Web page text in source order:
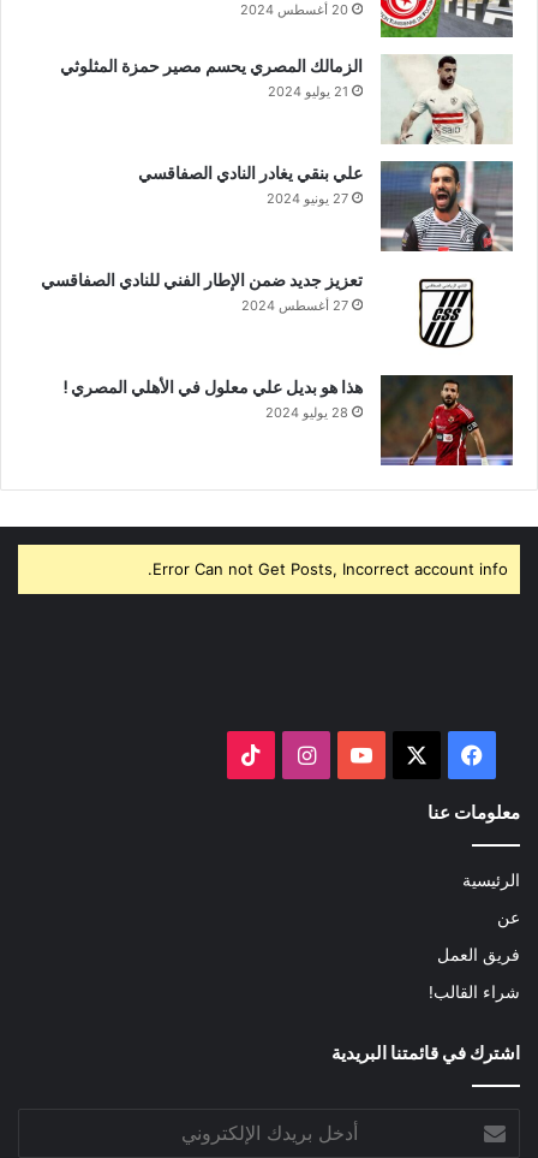
20 أغسطس 2024
الزمالك المصري يحسم مصير حمزة المثلوثي
21 يوليو 2024
علي بنقي يغادر النادي الصفاقسي
27 يونيو 2024
تعزيز جديد ضمن الإطار الفني للنادي الصفاقسي
27 أغسطس 2024
هذا هو بديل علي معلول في الأهلي المصري !
28 يوليو 2024
Error Can not Get Posts, Incorrect account info.
فيسبوك ‫YouTubeانستقرام
معلومات عنا
الرئيسية
عن
فريق العمل
شراء القالب!
اشترك في قائمتنا البريدية
بريدك